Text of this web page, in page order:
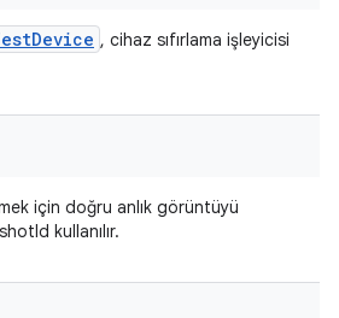
Device , cihaz sıfırlama işleyicisi
için doğru anlık görüntüyü
kullanılır.